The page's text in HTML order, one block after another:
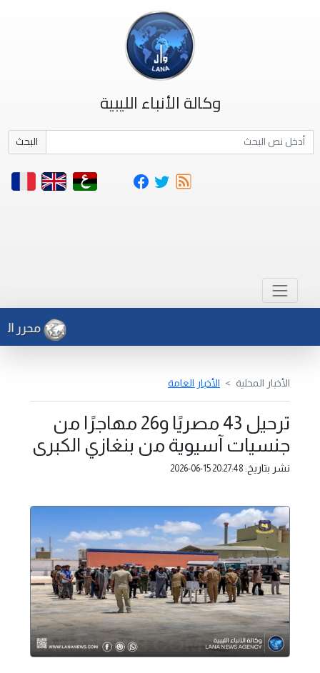
وكالة الأنباء الليبية
البحث
محرر
الأخبار المحلية الأخبار العامة
ترحيل 43 مصريًا و26 مهاجرًا من
جنسيات آسيوية من بنغازي الكبرى
نشر بتاريخ: 2026-06-15 20:27:48